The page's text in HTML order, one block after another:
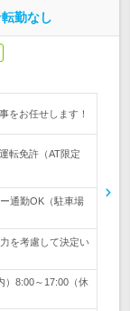
勤なし
をお任せします！
転免許（AT限定
通勤OK（駐車場
を考慮して決定い
）8:00～17:00（休